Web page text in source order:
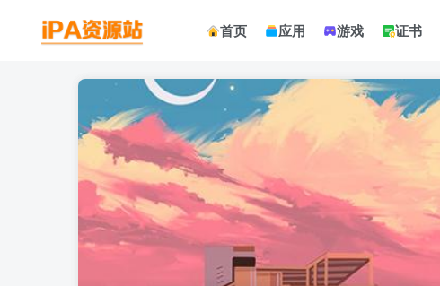
首页 应用 游戏 证书